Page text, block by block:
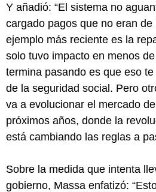
Y añadió: “El sistema no
cargado pagos que no eran
ejemplo más reciente es la
solo tuvo impacto en menos
termina pasando es que eso
de la seguridad social. Pero
va a evolucionar el mercado
próximos años, donde la
está cambiando las reglas a
Sobre la medida que intenta
gobierno, Massa enfatizó: